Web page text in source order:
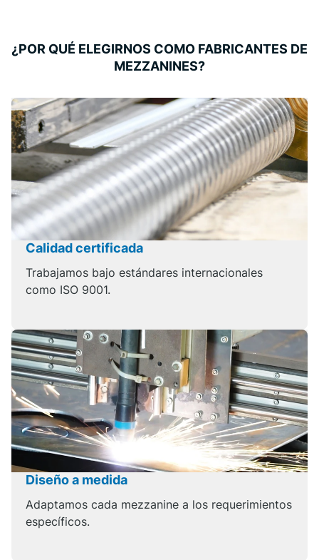
¿POR QUÉ ELEGIRNOS COMO FABRICANTES DE
MEZZANINES?
Calidad certificada
Trabajamos bajo estándares internacionales
como ISO 9001.
Diseño a medida
Adaptamos cada mezzanine a los requerimientos
específicos.